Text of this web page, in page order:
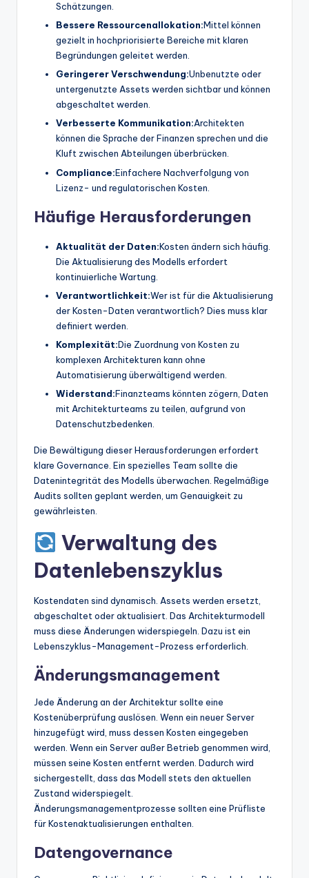
Schätzungen.
Bessere Ressourcenallokation:Mittel können
gezielt in hochpriorisierte Bereiche mit klaren
Begründungen geleitet werden.
Geringerer Verschwendung:Unbenutzte oder
untergenutzte Assets werden sichtbar und können
abgeschaltet werden.
Verbesserte Kommunikation:Architekten
können die Sprache der Finanzen sprechen und die
Kluft zwischen Abteilungen überbrücken.
Compliance:Einfachere Nachverfolgung von
Lizenz- und regulatorischen Kosten.
Häufige Herausforderungen
Aktualität der Daten:Kosten ändern sich häufig.
Die Aktualisierung des Modells erfordert
kontinuierliche Wartung.
Verantwortlichkeit:Wer ist für die Aktualisierung
der Kosten-Daten verantwortlich? Dies muss klar
definiert werden.
Komplexität:Die Zuordnung von Kosten zu
komplexen Architekturen kann ohne
Automatisierung überwältigend werden.
Widerstand:Finanzteams könnten zögern, Daten
mit Architekturteams zu teilen, aufgrund von
Datenschutzbedenken.
Die Bewältigung dieser Herausforderungen erfordert
klare Governance. Ein spezielles Team sollte die
Datenintegrität des Modells überwachen. Regelmäßige
Audits sollten geplant werden, um Genauigkeit zu
gewährleisten.
Verwaltung des
Datenlebenszyklus
Kostendaten sind dynamisch. Assets werden ersetzt,
abgeschaltet oder aktualisiert. Das Architekturmodell
muss diese Änderungen widerspiegeln. Dazu ist ein
Lebenszyklus-Management-Prozess erforderlich.
Änderungsmanagement
Jede Änderung an der Architektur sollte eine
Kostenüberprüfung auslösen. Wenn ein neuer Server
hinzugefügt wird, muss dessen Kosten eingegeben
werden. Wenn ein Server außer Betrieb genommen wird,
müssen seine Kosten entfernt werden. Dadurch wird
sichergestellt, dass das Modell stets den aktuellen
Zustand widerspiegelt.
Änderungsmanagementprozesse sollten eine Prüfliste
für Kostenaktualisierungen enthalten.
Datengovernance